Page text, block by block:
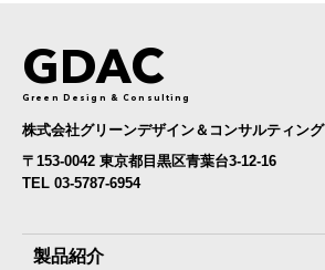
GDAC
Green Design & Consulting
株式会社グリーンデザイン＆コンサルティング
〒153-0042 東京都目黒区青葉台3-12-16
TEL 03-5787-6954
製品紹介